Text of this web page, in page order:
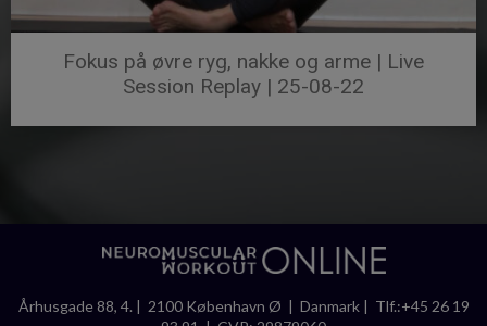
Fokus på øvre ryg, nakke og arme | Live
Session Replay | 25-08-22
Århusgade 88, 4. | 2100 København Ø | Danmark | Tlf.:+45 26 19